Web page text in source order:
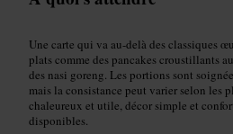
Une carte qui va au-delà des classiques
plats comme des pancakes croustillants
des nasi goreng. Les portions sont
mais la consistance peut varier selon les
chaleureux et utile, décor simple et
disponibles.